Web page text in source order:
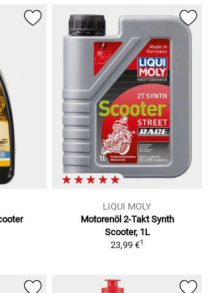
LIQUI MOLY
Motorenöl 2-Takt Synth
Scooter, 1L
23,99 €1